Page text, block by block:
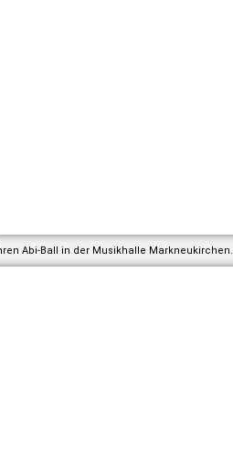
Abi-Ball in der Musikhalle Markneukirchen.